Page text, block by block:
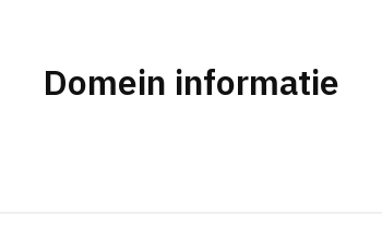
Domein informatie